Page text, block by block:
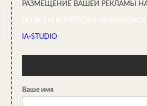
РАЗМЕЩЕНИЕ ВАШЕЙ РЕКЛАМЫ
IA-STUDIO
Ваше имя